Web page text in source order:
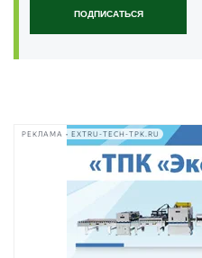
ПОДПИСАТЬСЯ
РЕКЛАМА • EXTRU-TECH-TPK.RU